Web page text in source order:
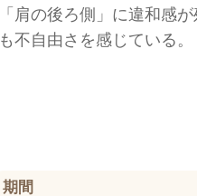
肩の後ろ側」に違和感
不自由さを感じている。
期間